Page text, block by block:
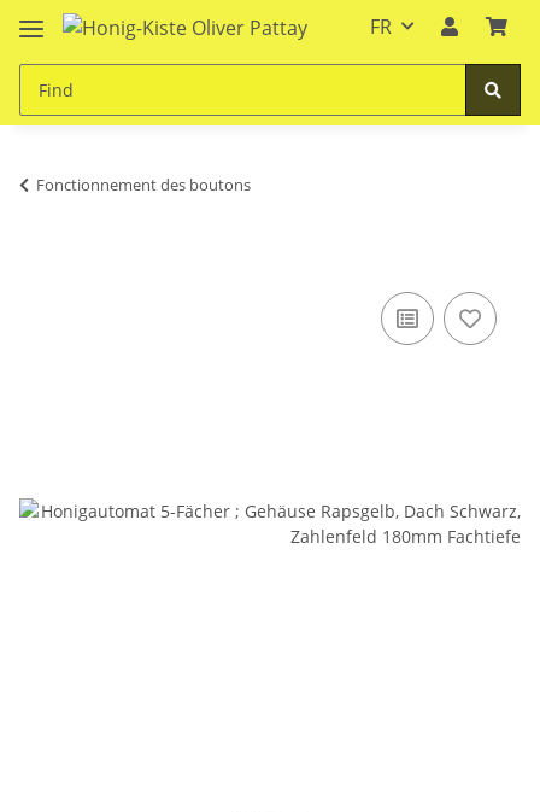
FR
Fonctionnement des boutons